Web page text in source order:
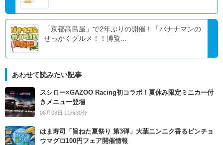
「京都高島屋」で2年ぶりの開催！「バナナマンの
せっかくグルメ！！博覧...
あわせて読みたい記事
スシロー×GAZOO Racing初コラボ！夏休み限定ミニカー付
きメニュー登場
08月08日 11時30分
はま寿司「旨ねた夏祭り 第3弾」大葉ニンニク香るビンチョ
ウマグロ100円フェア開催情報